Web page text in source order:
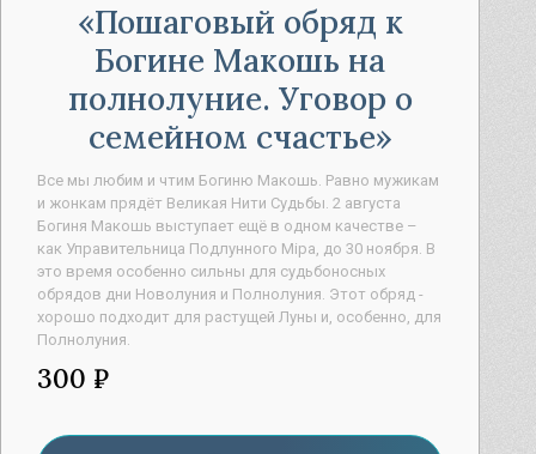
Пошаговый обряд к
Богине Макошь на
полнолуние. Уговор о
семейном счастье
Все мы любим и чтим Богиню Макошь. Равно мужикам
и жонкам прядёт Великая Нити Судьбы. 2 августа
Богиня Макошь выступает ещё в одном качестве –
как Управительница Подлунного Мiра, до 30 ноября. В
это время особенно сильны для судьбоносных
обрядов дни Новолуния и Полнолуния. Этот обряд -
хорошо подходит для растущей Луны и, особенно, для
Полнолуния.
300 ₽